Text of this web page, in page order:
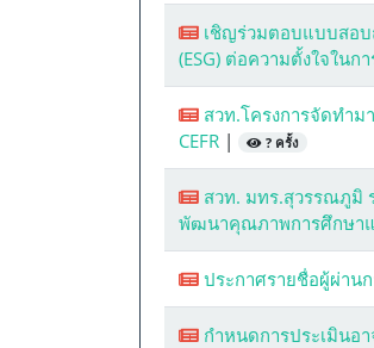
เชิญร่วมตอบแบบสอบ
(ESG) ต่อความตั้งใจใน
สวท.โครงการจัดทำ
CEFR | ? ครั้ง
สวท. มทร.สุวรรณภูมิ
พัฒนาคุณภาพการศึกษา
ประกาศรายชื่อผู้ผ่าน
กำหนดการประเมินอ